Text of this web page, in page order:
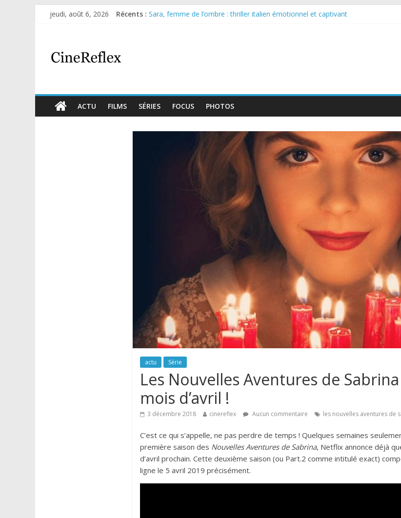
jeudi, août 6, 2026 Récents : Sara, femme de l’ombre : thriller italien émotionnel et captivant
ACTU FILMS SÉRIES FOCUS PHOTOS
actu Série
Les Nouvelles Aventures de
mois d’avril !
3 décembre 2018 cinereflex Aucun commentaire les nouvelles aventures de
C’est ce qui s’appelle, ne pas perdre de temps ! Quelques semaines
première saison des Nouvelles Aventures de Sabrina, Netflix annonce déjà
d’avril prochain. Cette deuxième saison (ou Part.2 comme intitulé exact)
ligne le 5 avril 2019 précisément.